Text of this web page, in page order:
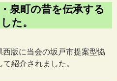
泉町の昔を伝承する
た。
版に当会の坂戸市提案型恊
紹介されました。